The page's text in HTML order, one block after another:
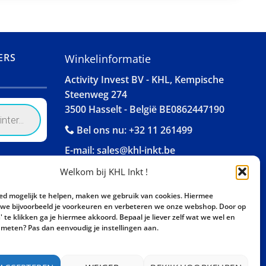
Welkom bij KHL Inkt !
mogelijk te helpen, maken we gebruik van cookies. Hiermee
bijvoorbeeld je voorkeuren en verbeteren we onze webshop. Door op
te klikken ga je hiermee akkoord. Bepaal je liever zelf wat we wel en
Pas dan eenvoudig je instellingen aan.
Winkelinformatie
Activity Invest BV - KHL, Kempische
Steenweg 274
3500 Hasselt - België BE0862447190
Bel ons nu:+32 11 261499
E-mail:sales@khl-inkt.be